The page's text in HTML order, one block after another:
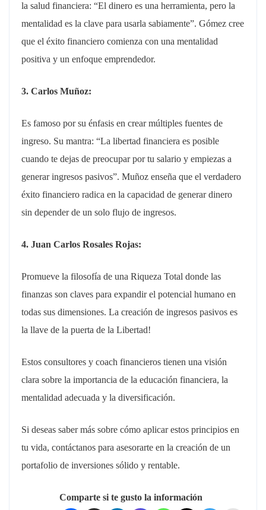
la salud financiera: “El dinero es una herramienta, pero la
mentalidad es la clave para usarla sabiamente”. Gómez cree
que el éxito financiero comienza con una mentalidad
positiva y un enfoque emprendedor.
3. Carlos Muñoz:
Es famoso por su énfasis en crear múltiples fuentes de
ingreso. Su mantra: “La libertad financiera es posible
cuando te dejas de preocupar por tu salario y empiezas a
generar ingresos pasivos”. Muñoz enseña que el verdadero
éxito financiero radica en la capacidad de generar dinero
sin depender de un solo flujo de ingresos.
4. Juan Carlos Rosales Rojas:
Promueve la filosofía de una Riqueza Total donde las
finanzas son claves para expandir el potencial humano en
todas sus dimensiones. La creación de ingresos pasivos es
la llave de la puerta de la Libertad!
Estos consultores y coach financieros tienen una visión
clara sobre la importancia de la educación financiera, la
mentalidad adecuada y la diversificación.
Si deseas saber más sobre cómo aplicar estos principios en
tu vida, contáctanos para asesorarte en la creación de un
portafolio de inversiones sólido y rentable.
Comparte si te gusto la información